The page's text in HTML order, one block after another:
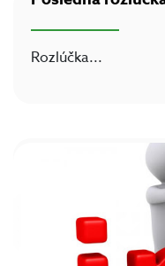
Rozlúčka...